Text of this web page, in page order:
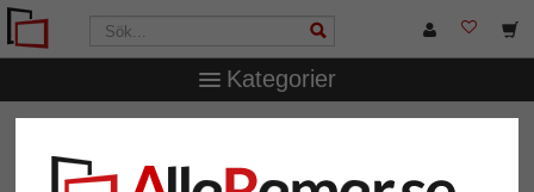
Kategorier